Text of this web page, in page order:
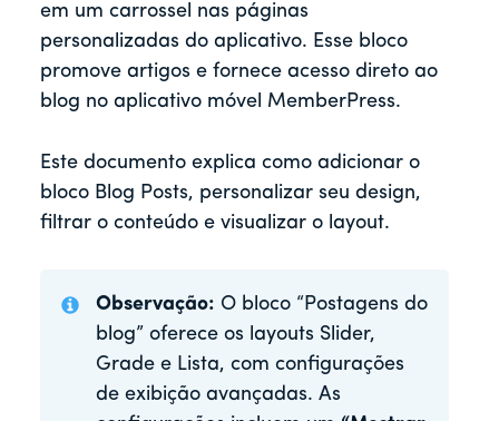
em um carrossel nas páginas
personalizadas do aplicativo. Esse bloco
promove artigos e fornece acesso direto ao
blog no aplicativo móvel MemberPress.
Este documento explica como adicionar o
bloco Blog Posts, personalizar seu design,
filtrar o conteúdo e visualizar o layout.
Observação: O bloco “Postagens do
blog” oferece os layouts Slider,
Grade e Lista, com configurações
de exibição avançadas. As